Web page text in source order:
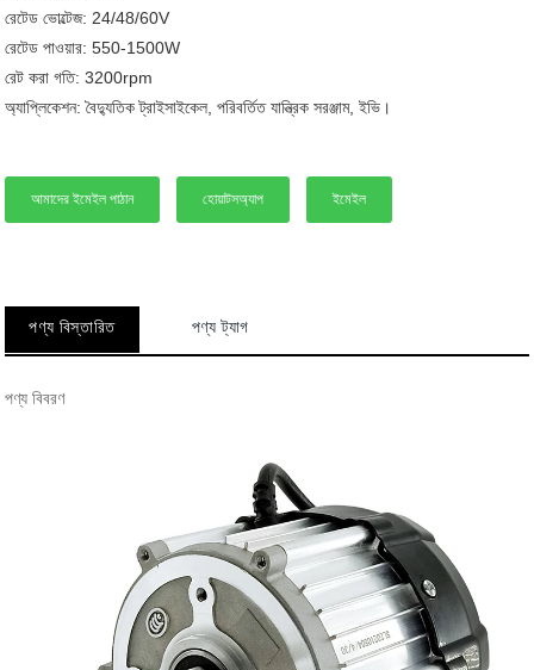
রেটেড ভোল্টেজ: 24/48/60V
রেটেড পাওয়ার: 550-1500W
রেট করা গতি: 3200rpm
অ্যাপ্লিকেশন: বৈদ্যুতিক ট্রাইসাইকেল, পরিবর্তিত যান্ত্রিক সরঞ্জাম, ইভি।
আমাদের ইমেইল পাঠান হোয়াটসঅ্যাপ ইমেইল
পণ্য বিস্তারিত পণ্য ট্যাগ
পণ্য বিবরণ